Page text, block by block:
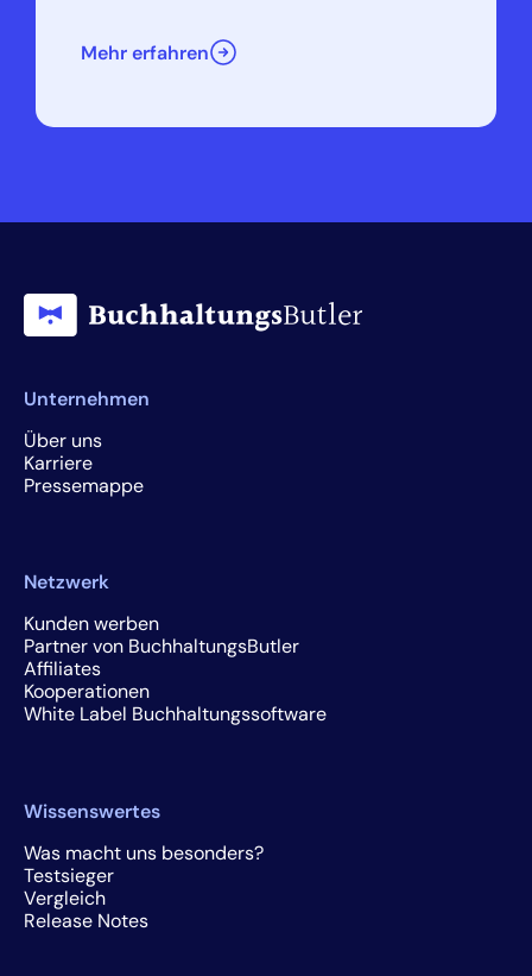
Mehr erfahren
Unternehmen
Über uns
Karriere
Pressemappe
Netzwerk
Kunden werben
Partner von BuchhaltungsButler
Affiliates
Kooperationen
White Label Buchhaltungssoftware
Wissenswertes
Was macht uns besonders?
Testsieger
Vergleich
Release Notes